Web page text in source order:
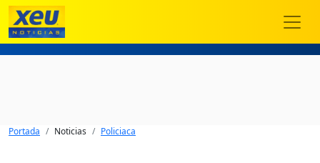
Portada Noticias Policiaca